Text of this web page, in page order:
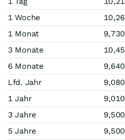
1 Woche
10,26
1 Monat
9,730
3 Monate
10,45
6 Monate
9,640
Lfd. Jahr
9,080
1 Jahr
9,010
3 Jahre
9,500
5 Jahre
9,500